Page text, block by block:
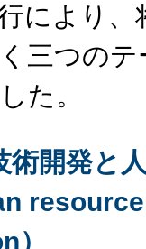
により
三つの
た。
術開発と